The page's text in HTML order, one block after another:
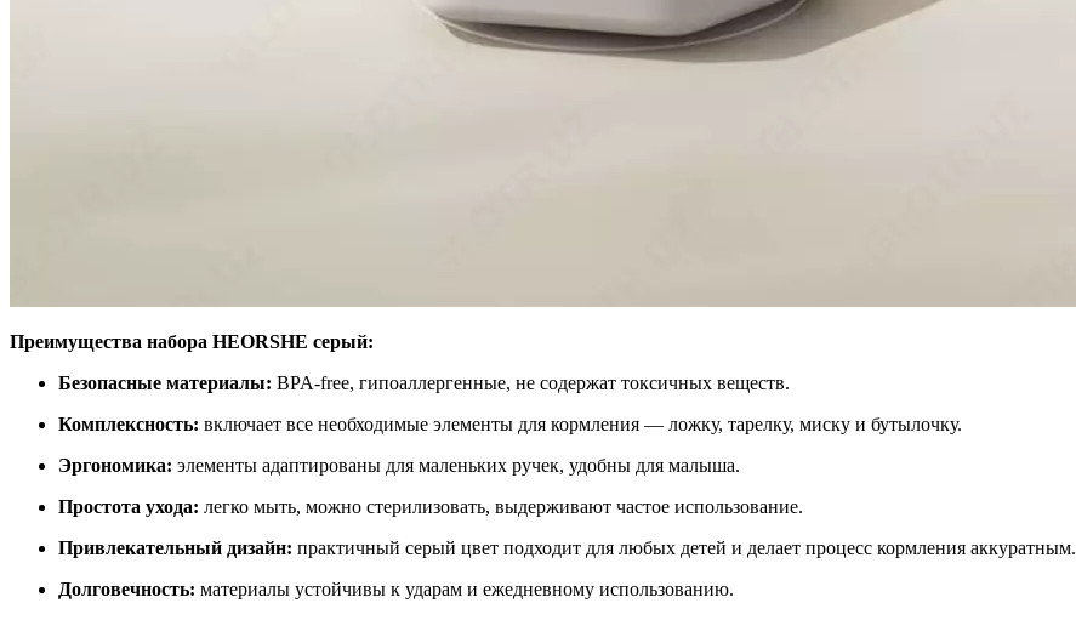
Преимущества набора HEORSHE серый:
Безопасные материалы: BPA-free, гипоаллергенные, не содержат токсичных веществ.
Комплексность: включает все необходимые элементы для кормления — ложку, тарелку, миску и бутылочку.
Эргономика: элементы адаптированы для маленьких ручек, удобны для малыша.
Простота ухода: легко мыть, можно стерилизовать, выдерживают частое использование.
Привлекательный дизайн: практичный серый цвет подходит для любых детей и делает процесс кормления аккуратным.
Долговечность: материалы устойчивы к ударам и ежедневному использованию.